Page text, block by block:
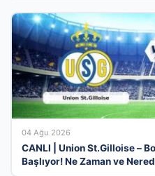
04 Ağu 2026
CANLI | Union St.Gilloise –
Başlıyor! Ne Zaman ve